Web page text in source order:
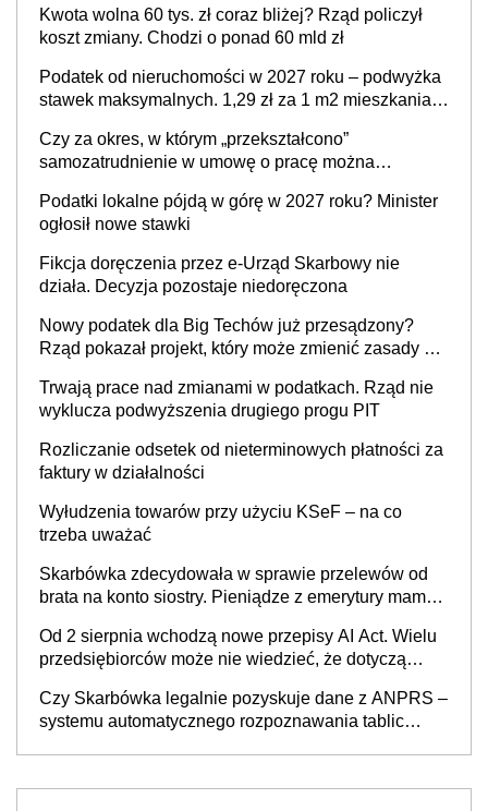
Kwota wolna 60 tys. zł coraz bliżej? Rząd policzył
koszt zmiany. Chodzi o ponad 60 mld zł
Podatek od nieruchomości w 2027 roku – podwyżka
stawek maksymalnych. 1,29 zł za 1 m2 mieszkania,
prowadzeniem działalności gospodarczej
Czy za okres, w którym „przekształcono”
samozatrudnienie w umowę o pracę można
cywilnoprawnej jedynym racjonalnym wyjściem
Podatki lokalne pójdą w górę w 2027 roku? Minister
ogłosił nowe stawki
Fikcja doręczenia przez e-Urząd Skarbowy nie
działa. Decyzja pozostaje niedoręczona
Nowy podatek dla Big Techów już przesądzony?
Rząd pokazał projekt, który może zmienić zasady gry
Trwają prace nad zmianami w podatkach. Rząd nie
wyklucza podwyższenia drugiego progu PIT
Rozliczanie odsetek od nieterminowych płatności za
faktury w działalności
Wyłudzenia towarów przy użyciu KSeF – na co
trzeba uważać
Skarbówka zdecydowała w sprawie przelewów od
brata na konto siostry. Pieniądze z emerytury mamy
będzie
Od 2 sierpnia wchodzą nowe przepisy AI Act. Wielu
przedsiębiorców może nie wiedzieć, że dotyczą
Czy Skarbówka legalnie pozyskuje dane z ANPRS –
systemu automatycznego rozpoznawania tablic